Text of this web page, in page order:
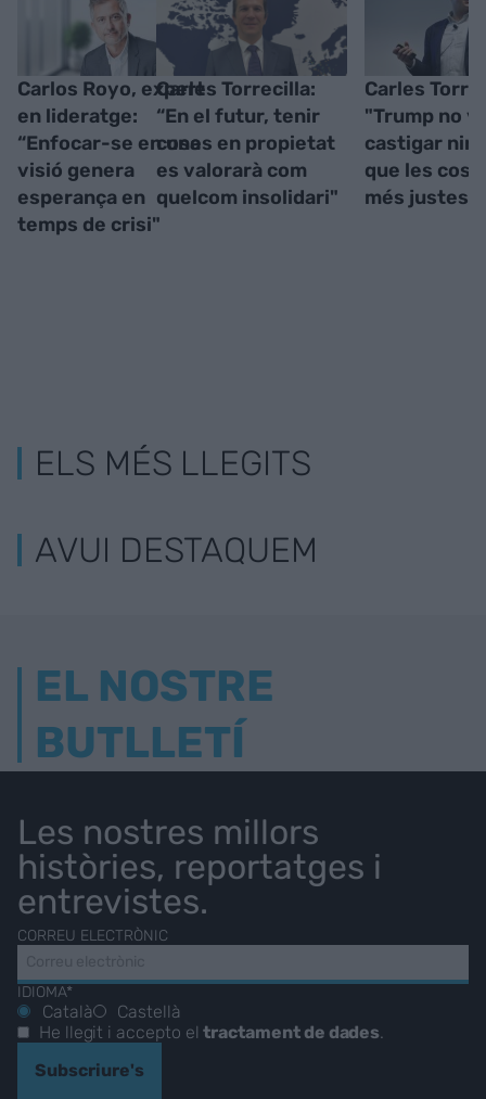
Carlos Royo, expert
en lideratge:
“Enfocar-se en una
visió genera
esperança en
temps de crisi"
Carles Torrecilla:
“En el futur, tenir
coses en propietat
es valorarà com
quelcom insolidari"
Carles
"Trump no
castigar
que les
més justes"
ELS MÉS LLEGITS
AVUI DESTAQUEM
EL NOSTRE
BUTLLETÍ
Les nostres millors
històries, reportatges i
entrevistes.
CORREU ELECTRÒNIC
IDIOMA*
Català
Castellà
He llegit i accepto eltractament de dades.
Subscriure's